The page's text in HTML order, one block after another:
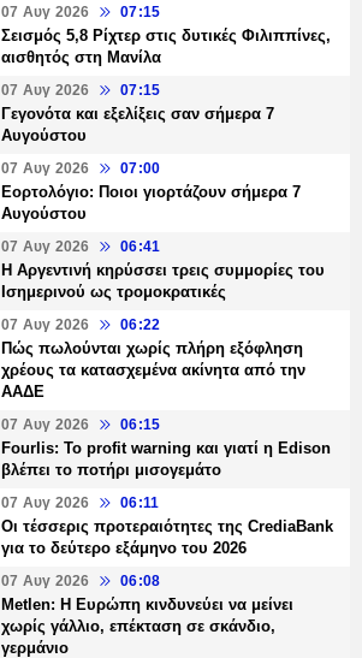
07 Αυγ 2026 07:15
Σεισμός 5,8 Ρίχτερ στις δυτικές Φιλιππίνες,
αισθητός στη Μανίλα
07 Αυγ 2026 07:15
Γεγονότα και εξελίξεις σαν σήμερα 7
Αυγούστου
07 Αυγ 2026 07:00
Εορτολόγιο: Ποιοι γιορτάζουν σήμερα 7
Αυγούστου
07 Αυγ 2026 06:41
Η Αργεντινή κηρύσσει τρεις συμμορίες του
Ισημερινού ως τρομοκρατικές
07 Αυγ 2026 06:22
Πώς πωλούνται χωρίς πλήρη εξόφληση
χρέους τα κατασχεμένα ακίνητα από την
ΑΑΔΕ
07 Αυγ 2026 06:15
Fourlis: Το profit warning και γιατί η Edison
βλέπει το ποτήρι μισογεμάτο
07 Αυγ 2026 06:11
Οι τέσσερις προτεραιότητες της CrediaBank
για το δεύτερο εξάμηνο του 2026
07 Αυγ 2026 06:08
Metlen: Η Ευρώπη κινδυνεύει να μείνει
χωρίς γάλλιο, επέκταση σε σκάνδιο,
γερμάνιο